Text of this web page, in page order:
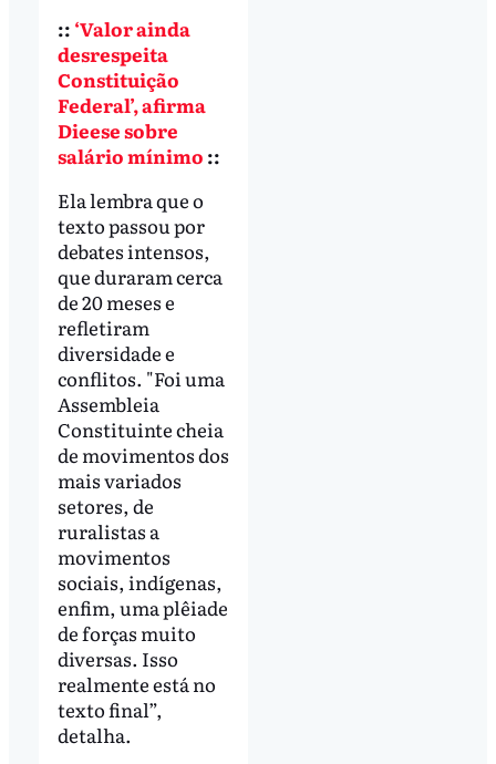
:: ‘Valor ainda
desrespeita
Constituição
Federal’, afirma
Dieese sobre
salário mínimo ::
Ela lembra que o
texto passou por
debates intensos,
que duraram cerca
de 20 meses e
refletiram
diversidade e
conflitos. "Foi uma
Assembleia
Constituinte cheia
de movimentos dos
mais variados
setores, de
ruralistas a
movimentos
sociais, indígenas,
enfim, uma plêiade
de forças muito
diversas. Isso
realmente está no
texto final”,
detalha.